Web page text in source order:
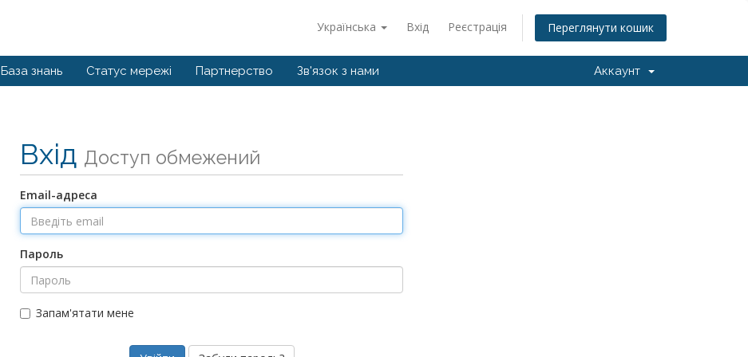
Українська Вхід Реєстрація Переглянути кошик
База знань Статус мережі Партнерство Зв'язок з нами Аккаунт
Вхід Доступ обмежений
Email-адреса
Пароль
Запам'ятати мене